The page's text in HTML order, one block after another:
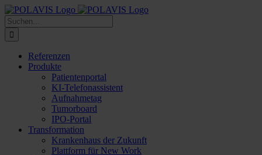
Zum
Inhalt
springen
Suche
nach:
Referenzen
Produkte
Patientenportal
KI-Telefonassistent
Aufnahmetag
Tumorboard
IPO-Portal
Transformation
Krankenhaus der Zukunft
Plattform für New Work